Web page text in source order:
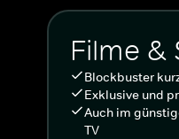
Filme &
Blockbuster
Exklusive und
Auch im
TV